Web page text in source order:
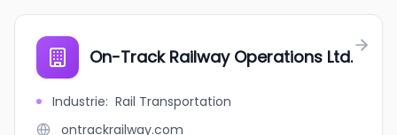
On-Track Railway Operations Ltd.
Industrie: Rail Transportation
ontrackrailway.com